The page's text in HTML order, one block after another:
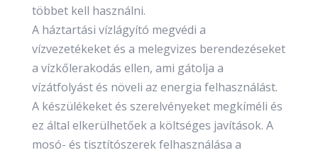
többet kell használni.
A háztartási vízlágyító megvédi a
vízvezetékeket és a melegvizes berendezéseket
a vízkőlerakodás ellen, ami gátolja a
vízátfolyást és növeli az energia felhasználást.
A készülékeket és szerelvényeket megkíméli és
ez által elkerülhetőek a költséges javítások. A
mosó- és tisztítószerek felhasználása a